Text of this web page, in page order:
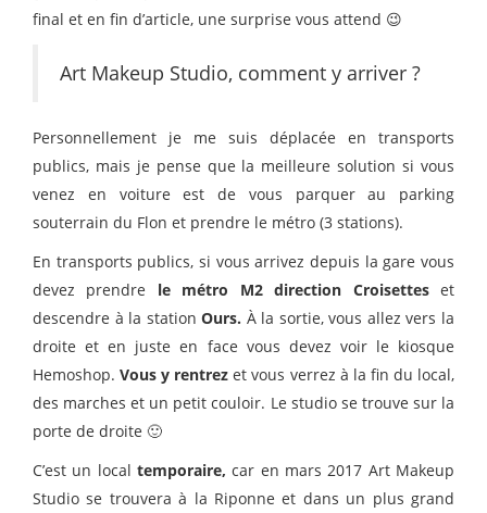
final et en fin d’article, une surprise vous attend 😉
Art Makeup Studio, comment y arriver ?
Personnellement je me suis déplacée en transports
publics, mais je pense que la meilleure solution si vous
venez en voiture est de vous parquer au parking
souterrain du Flon et prendre le métro (3 stations).
En transports publics, si vous arrivez depuis la gare vous
devez prendre le métro M2 direction Croisetteset
descendre à la stationOurs. À la sortie, vous allez vers la
droite et en juste en face vous devez voir le kiosque
Hemoshop.Vous y rentrez et vous verrez à la fin du local,
des marches et un petit couloir. Le studio se trouve sur la
porte de droite 🙂
C’est un local temporaire, car en mars 2017 Art Makeup
Studio se trouvera à la Riponne et dans un plus grand